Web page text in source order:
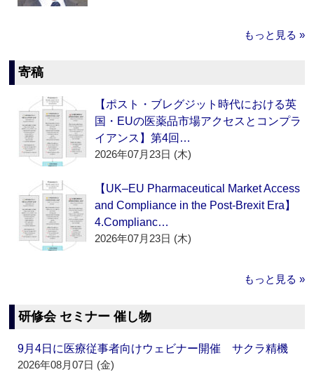
もっと見る »
寄稿
【ポスト・ブレグジット時代における英
国・EUの医薬品市場アクセスとコンプラ
イアンス】第4回…
2026年07月23日 (木)
【UK–EU Pharmaceutical Market Access
and Compliance in the Post-Brexit Era】
4.Complianc…
2026年07月23日 (木)
もっと見る »
研修会 セミナー 催し物
9月4日に医療従事者向けウェビナー開催 サクラ精機
2026年08月07日 (金)